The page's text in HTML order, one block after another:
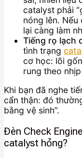
catalyst phải
nóng lên.
lại càng làm
Tiếng rọ lạch
tình trạng
cơ học: lõi
rung theo
Khi bạn đã nghe
cẩn thận: đó
bằng vệ sinh”.
Đèn Check
catalyst hỏng?